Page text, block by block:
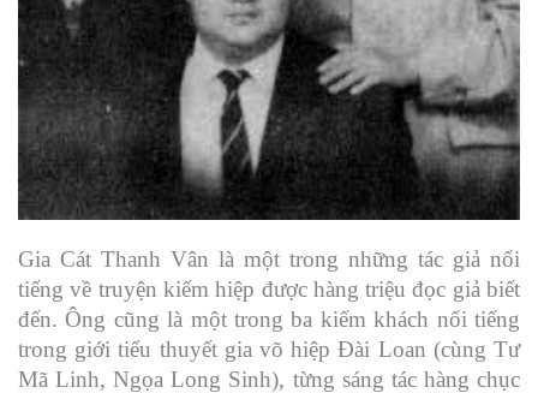
Gia Cát Thanh Vân là một trong những tác giả nổi
tiếng về truyện kiếm hiệp được hàng triệu đọc giả biết
đến. Ông cũng là một trong ba kiếm khách nổi tiếng
trong giới tiểu thuyết gia võ hiệp Đài Loan (cùng Tư
Mã Linh, Ngọa Long Sinh), từng sáng tác hàng chục